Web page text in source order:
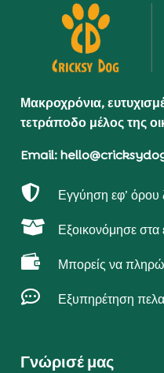
Μακροχρόνια,
τετράποδο μέλος της
Email:
 Εγγύηση εφ’ όρου
 Εξοικονόμησε
 Μπορείς να
 Εξυπηρέτηση
Γνώρισέ μας